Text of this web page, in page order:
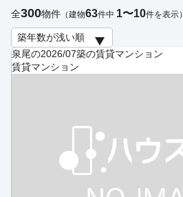
泉尾の2026/07築の賃貸マンション
賃貸マンション
全300物件 （建物63件中 1〜10件を表示）